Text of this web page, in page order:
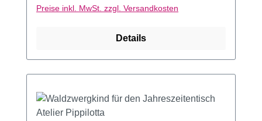
Preise inkl. MwSt. zzgl. Versandkosten
Details